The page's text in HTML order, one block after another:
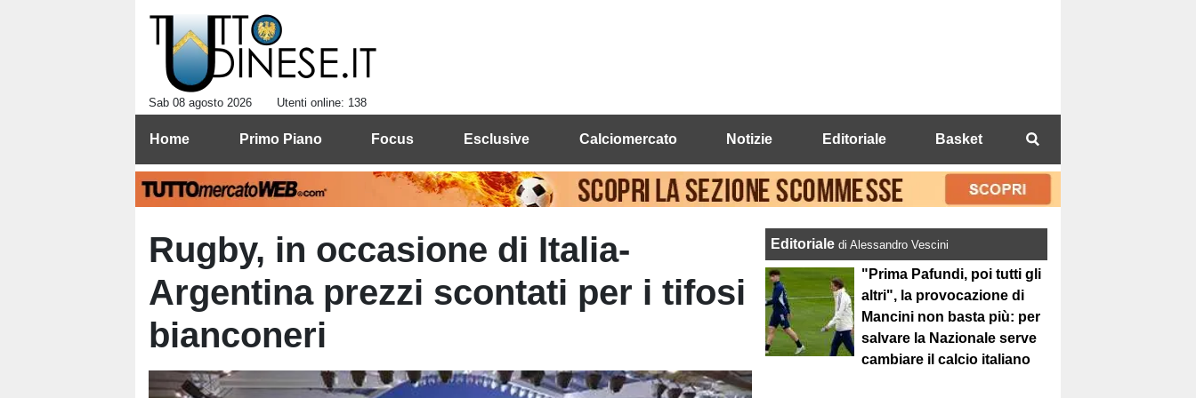
Sab 08 agosto 2026 Utenti online: 138
Home Primo Piano Focus Esclusive Calciomercato Notizie Editoriale Basket
Rugby, in occasione di Italia-
Argentina prezzi scontati per i tifosi
bianconeri
Editorialedi Alessandro Vescini
"Prima Pafundi, poi tutti gli
altri", la provocazione di
Mancini non basta più: per
salvare la Nazionale serve
cambiare il calcio italiano